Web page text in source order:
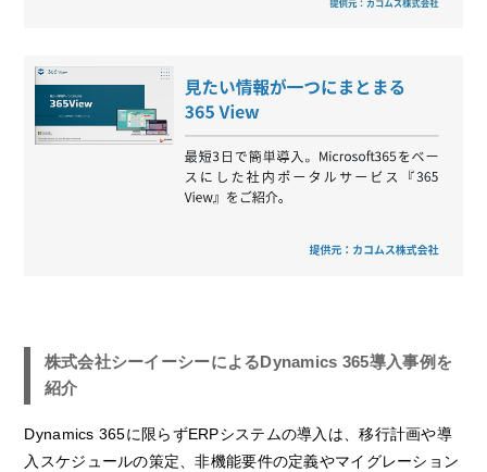
株式会社シーイーシーによるDynamics 365導入事例を
紹介
Dynamics 365に限らずERPシステムの導入は、移行計画や導
入スケジュールの策定、非機能要件の定義やマイグレーション